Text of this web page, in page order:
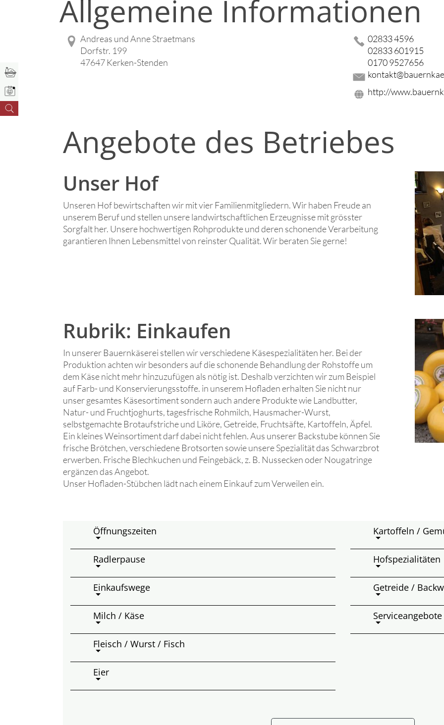
Allgemeine Informationen
Andreas und Anne Straetmans
Dorfstr. 199
47647 Kerken-Stenden
02833 4596
02833 601915
0170 9527656
http://
Angebote des Betriebes
Unser Hof
Unseren Hof bewirtschaften wir mit vier Familienmitgliedern. Wir haben Freude an
unserem Beruf und stellen unsere landwirtschaftlichen Erzeugnisse mit grösster
Sorgfalt her. Unsere hochwertigen Rohprodukte und deren schonende Verarbeitung
garantieren Ihnen Lebensmittel von reinster Qualität. Wir beraten Sie gerne!
Rubrik: Einkaufen
In unserer Bauernkäserei stellen wir verschiedene Käsespezialitäten her. Bei der
Produktion achten wir besonders auf die schonende Behandlung der Rohstoffe um
dem Käse nicht mehr hinzuzufügen als nötig ist. Deshalb verzichten wir zum Beispiel
auf Farb- und Konservierungsstoffe. in unserem Hofladen erhalten Sie nicht nur
unser gesamtes Käsesortiment sondern auch andere Produkte wie Landbutter,
Natur- und Fruchtjoghurts, tagesfrische Rohmilch, Hausmacher-Wurst,
selbstgemachte Brotaufstriche und Liköre, Getreide, Fruchtsäfte, Kartoffeln, Äpfel.
Ein kleines Weinsortiment darf dabei nicht fehlen. Aus unserer Backstube können Sie
frische Brötchen, verschiedene Brotsorten sowie unsere Spezialität das Schwarzbrot
erwerben. Frische Blechkuchen und Feingebäck, z. B. Nussecken oder Nougatringe
ergänzen das Angebot.
Unser Hofladen-Stübchen lädt nach einem Einkauf zum Verweilen ein.
Öffnungszeiten
Radlerpause
Einkaufswege
Milch / Käse
Fleisch / Wurst / Fisch
Eier
Kartoffeln /
Hofspezialitäten
Getreide /
Serviceangebote